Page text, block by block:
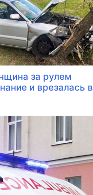
за рулем
и врезалась в